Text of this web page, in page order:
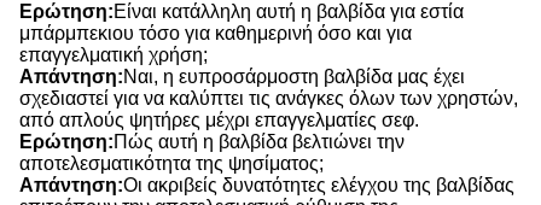
Ερώτηση:Είναι κατάλληλη αυτή η βαλβίδα για εστία
μπάρμπεκιου τόσο για καθημερινή όσο και για
επαγγελματική χρήση;
Απάντηση:Ναι, η ευπροσάρμοστη βαλβίδα μας έχει
σχεδιαστεί για να καλύπτει τις ανάγκες όλων των χρηστών,
από απλούς ψητήρες μέχρι επαγγελματίες σεφ.
Ερώτηση:Πώς αυτή η βαλβίδα βελτιώνει την
αποτελεσματικότητα της ψησίματος;
Απάντηση:Οι ακριβείς δυνατότητες ελέγχου της βαλβίδας